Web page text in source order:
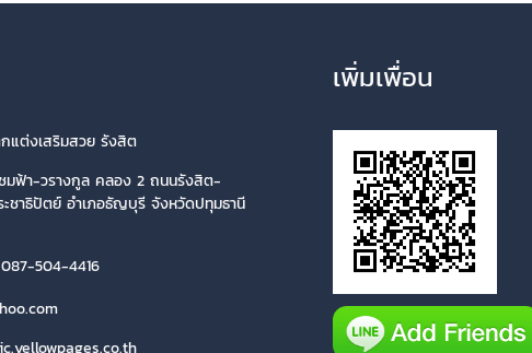
แต่งเสริมสวย รังสิต
มฟ้า-วรางกูล คลอง 2 ถนนรังสิต-
ชาธิปัตย์ อำเภอธัญบุรี จังหวัดปทุมธานี
087-504-4416
เพิ่มเพื่อน